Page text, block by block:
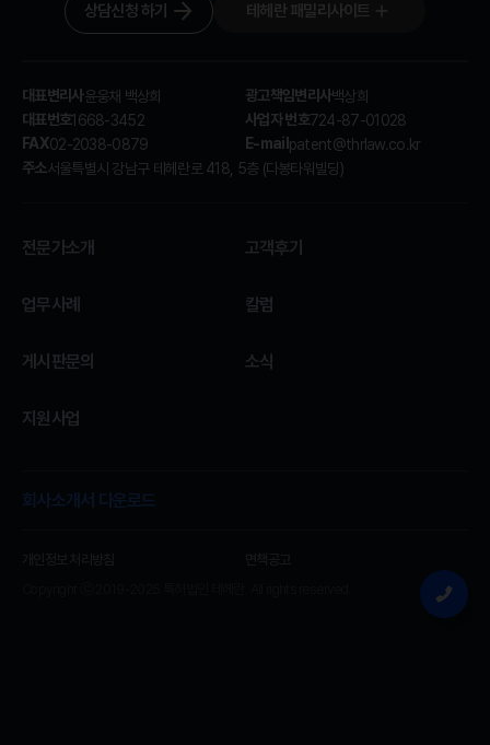
상담신청 하기 테헤란 패밀리사이트
대표변리사윤웅채 백상희 광고책임변리사백상희
대표번호1668-3452 사업자 번호724-87-01028
FAX02-2038-0879 E-mail patent@thrlaw.co.kr
주소서울특별시 강남구 테헤란로 418, 5층 (다봉타워빌딩)
전문가소개 고객후기
업무사례 칼럼
게시판문의 소식
지원사업
회사소개서 다운로드